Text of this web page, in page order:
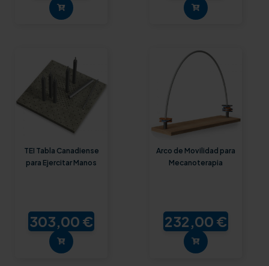
TEI Tabla Canadiense
para Ejercitar Manos
303,00 €
Arco de Movilidad para
Mecanoterapia
232,00 €